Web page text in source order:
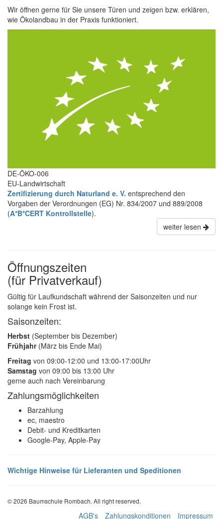
Wir öffnen gerne für Sie unsere Türen und zeigen bzw. erklären,
wie Ökolandbau in der Praxis funktioniert.
DE-ÖKO-006
EU-Landwirtschaft
Zertifizierung durch Naturland e. V. entsprechend den
Vorgaben der Verordnungen (EG) Nr. 834/2007 und 889/2008
(A*B*CERT Kontrollstelle).
weiter lesen
Öffnungszeiten
(für Privatverkauf)
Gültig für Laufkundschaft während der Saisonzeiten und nur
solange kein Frost ist.
Saisonzeiten:
Herbst (September bis Dezember)
Frühjahr(März bis Ende Mai)
Freitag von 09:00-12:00 und 13:00-17:00Uhr
Samstag von 09:00 bis 13:00 Uhr
gerne auch nach Vereinbarung
Zahlungsmöglichkeiten
Barzahlung
ec, maestro
Debit- und Kreditkarten
Google-Pay, Apple-Pay
Wichtige Hinweise für Lieferanten und Speditionen
© 2026 Baumschule Rombach. All right reserved.
AGB's Zahlungskonditionen Impressum